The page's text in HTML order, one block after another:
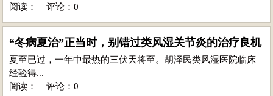
阅读：
评论：0
“冬病夏治”正当时，别错过类风湿关节炎的治疗良机
夏至已过，一年中最热的三伏天将至。胡泽民类风湿医院临床
经验得...
阅读：
评论：0